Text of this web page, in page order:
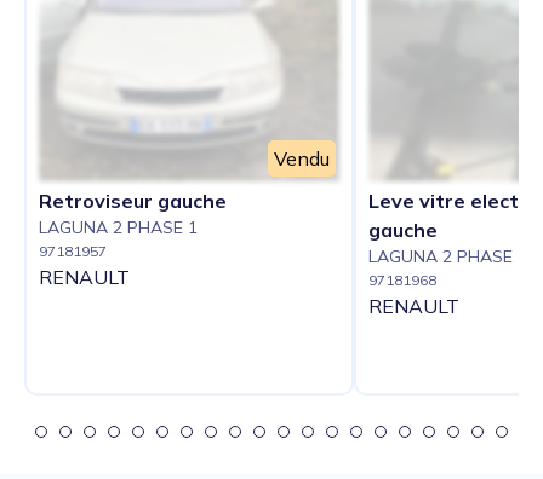
Vendu
Retroviseur gauche
LAGUNA 2 PHASE 1
97181957
RENAULT
Leve vitre
gauche
LAGUNA 2 PHASE 1
97181968
RENAULT